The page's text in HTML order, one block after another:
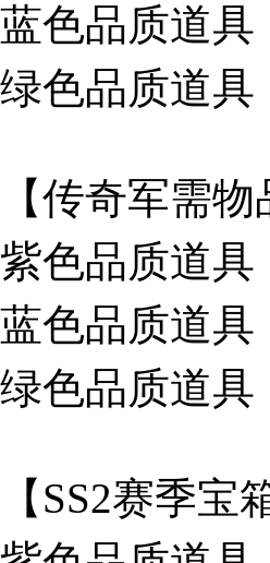
蓝色品质道具
绿色品质道具
【传奇军需
紫色品质道具
蓝色品质道具
绿色品质道具
【SS2赛季